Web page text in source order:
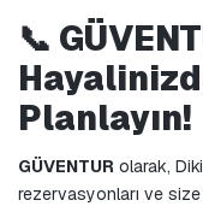
📞
Planlayın!
GÜVENTUR olarak,
rezervasyonları ve